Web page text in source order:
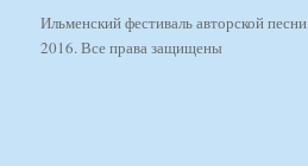
Ильменский фестиваль авторской песни
2016. Все права защищены